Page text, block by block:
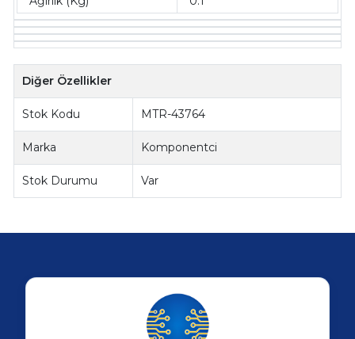
Diğer Özellikler
Stok Kodu MTR-43764
Marka Komponentci
Stok Durumu Var